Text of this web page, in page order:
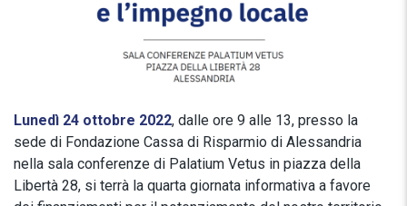
Lunedì 24 ottobre 2022, dalle ore 9 alle 13, presso la
sede di Fondazione Cassa di Risparmio di Alessandria
nella sala conferenze di Palatium Vetus in piazza della
Libertà 28, si terrà la quarta giornata informativa a favore